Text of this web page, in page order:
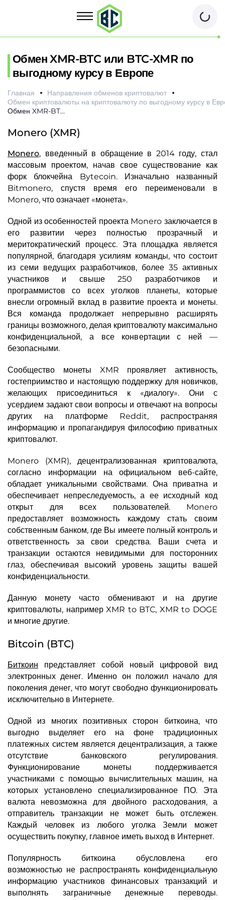
Обмен XMR-BTC или BTC-XMR по
выгодному курсу в Европе
Главная
Направления обменов криптовалют
Обмен криптовалюты на криптовалюту по выгодному курсу в
Обмен XMR-BTC или BTC-XMR по выгодному курсу в Европе
Monero (XMR)
Monero, введенный в обращение в 2014 году, стал
массовым проектом, начав свое существование как
форк блокчейна Bytecoin. Изначально названный
Bitmonero, спустя время его переименовали в
Monero, что означает «монета».
Одной из особенностей проекта Monero заключается в
его развитии через полностью прозрачный и
меритократический процесс. Эта площадка является
популярной, благодаря усилиям команды, что состоит
из семи ведущих разработчиков, более 35 активных
участников и свыше 250 разработчиков и
программистов со всех уголков планеты, которые
внесли огромный вклад в развитие проекта и монеты.
Вся команда продолжает непрерывно расширять
границы возможного, делая криптовалюту максимально
конфиденциальной, а все конвертации с ней —
безопасными.
Сообщество монеты XMR проявляет активность,
гостеприимство и настоящую поддержку для новичков,
желающих присоединиться к «диалогу». Они с
усердием задают свои вопросы и отвечают на вопросы
других на платформе Reddit, распространяя
информацию и пропагандируя философию приватных
криптовалют.
Monero (XMR), децентрализованная криптовалюта,
согласно информации на официальном веб-сайте,
обладает уникальными свойствами. Она приватна и
обеспечивает непреследуемость, а ее исходный код
открыт для всех пользователей. Monero
предоставляет возможность каждому стать своим
собственным банком, где Вы имеете полный контроль и
ответственность за свои средства. Ваши счета и
транзакции остаются невидимыми для посторонних
глаз, обеспечивая высокий уровень защиты вашей
конфиденциальности.
Данную монету часто обменивают и на другие
криптовалюты, например XMR to BTC, XMR to DOGE
и многие другие.
Bitcoin (BTC)
Биткоин представляет собой новый цифровой вид
электронных денег. Именно он положил начало для
поколения денег, что могут свободно функционировать
исключительно в Интернете.
Одной из многих позитивных сторон биткоина, что
выгодно выделяет его на фоне традиционных
платежных систем является децентрализация, а также
отсутствие банковского регулирования.
Функционирование монеты поддерживается
участниками с помощью вычислительных машин, на
которых установлено специализированное ПО. Эта
валюта невозможна для двойного расходования, а
отправитель транзакции не может быть отслежен.
Каждый человек из любого уголка Земли может
осуществить покупку, главное иметь выход в Интернет.
Популярность биткоина обусловлена его
возможностью не распространять конфиденциальную
информацию участников финансовых транзакций и
выполнять заграничные денежные переводы.